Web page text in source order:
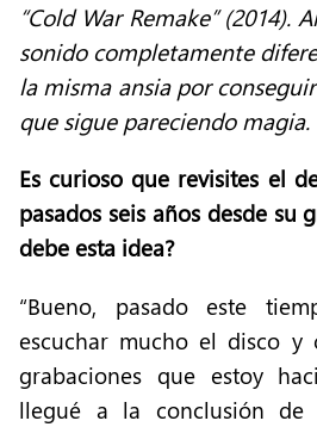
“Cold War Remake” (2014).
sonido completamente
la misma ansia por
que sigue pareciendo magia.
Es curioso que revisites el
pasados seis años desde su
debe esta idea?
“Bueno, pasado este
escuchar mucho el disco y
grabaciones que estoy
llegué a la conclusión de